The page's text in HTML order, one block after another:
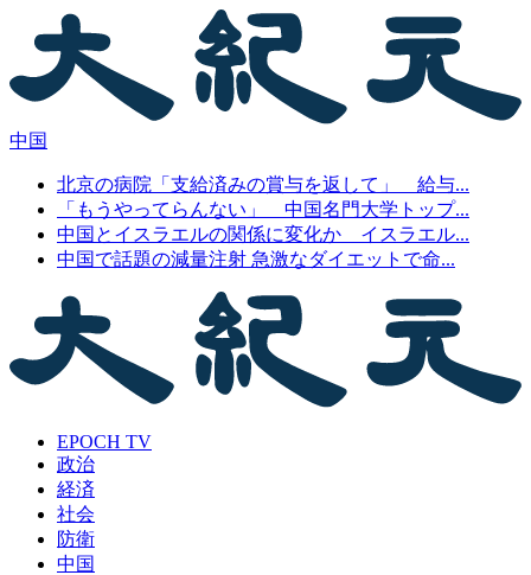
中国
北京の病院「支給済みの賞与を返して」 給与...
「もうやってらんない」 中国名門大学トップ...
中国とイスラエルの関係に変化か イスラエル...
中国で話題の減量注射 急激なダイエットで命...
EPOCH TV
政治
経済
社会
防衛
中国